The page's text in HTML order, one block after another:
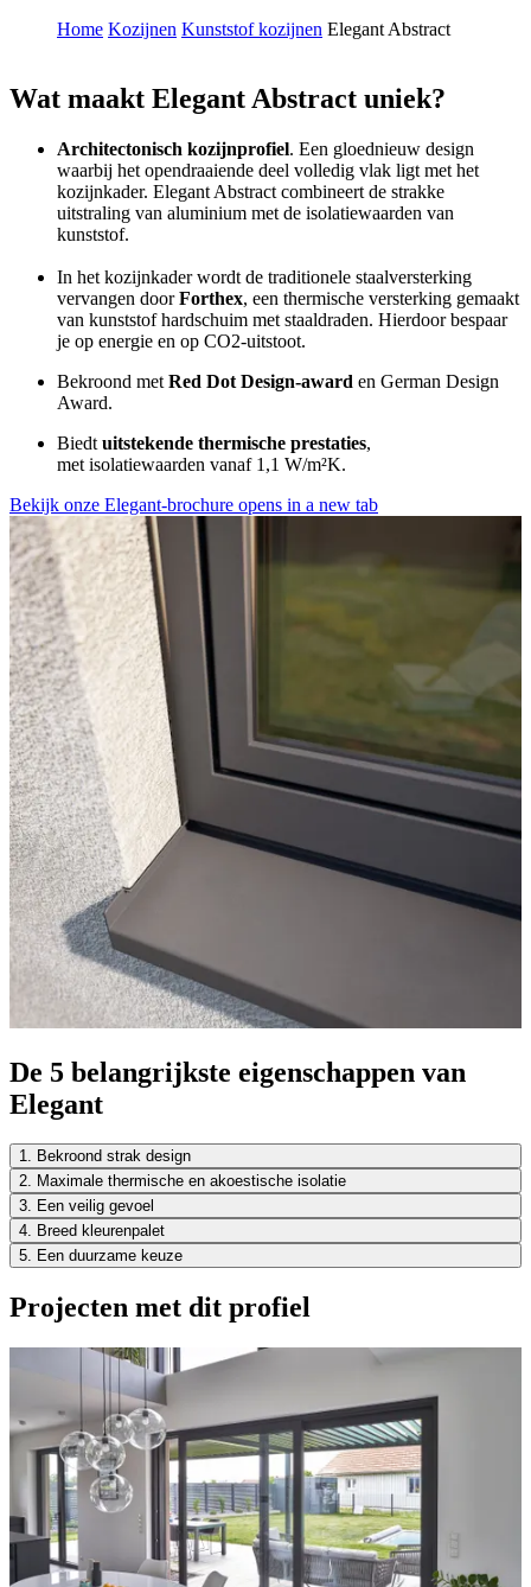
Home Kozijnen Kunststof kozijnen Elegant Abstract
Wat maakt Elegant Abstract uniek?
Architectonisch kozijnprofiel. Een gloednieuw design
waarbij het opendraaiende deel volledig vlak ligt met het
kozijnkader. Elegant Abstract combineert de strakke
uitstraling van aluminium met de isolatiewaarden van
kunststof.
In het kozijnkader wordt de traditionele staalversterking
vervangen doorForthex, een thermische versterking gemaakt
van kunststof hardschuim met staaldraden. Hierdoor bespaar
je op energie en op CO2-uitstoot.
Bekroond met Red Dot Design-award en German Design
Award.
Biedt uitstekende thermische prestaties,
met isolatiewaarden vanaf 1,1 W/m²K.
Bekijk onze Elegant-brochure opens in a new tab
De 5 belangrijkste eigenschappen van
Elegant
1. Bekroond strak design
2. Maximale thermische en akoestische isolatie
3. Een veilig gevoel
4. Breed kleurenpalet
5. Een duurzame keuze
Projecten met dit profiel